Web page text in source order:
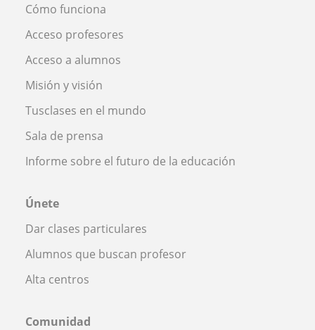
Cómo funciona
Acceso profesores
Acceso a alumnos
Misión y visión
Tusclases en el mundo
Sala de prensa
Informe sobre el futuro de la educación
Únete
Dar clases particulares
Alumnos que buscan profesor
Alta centros
Comunidad